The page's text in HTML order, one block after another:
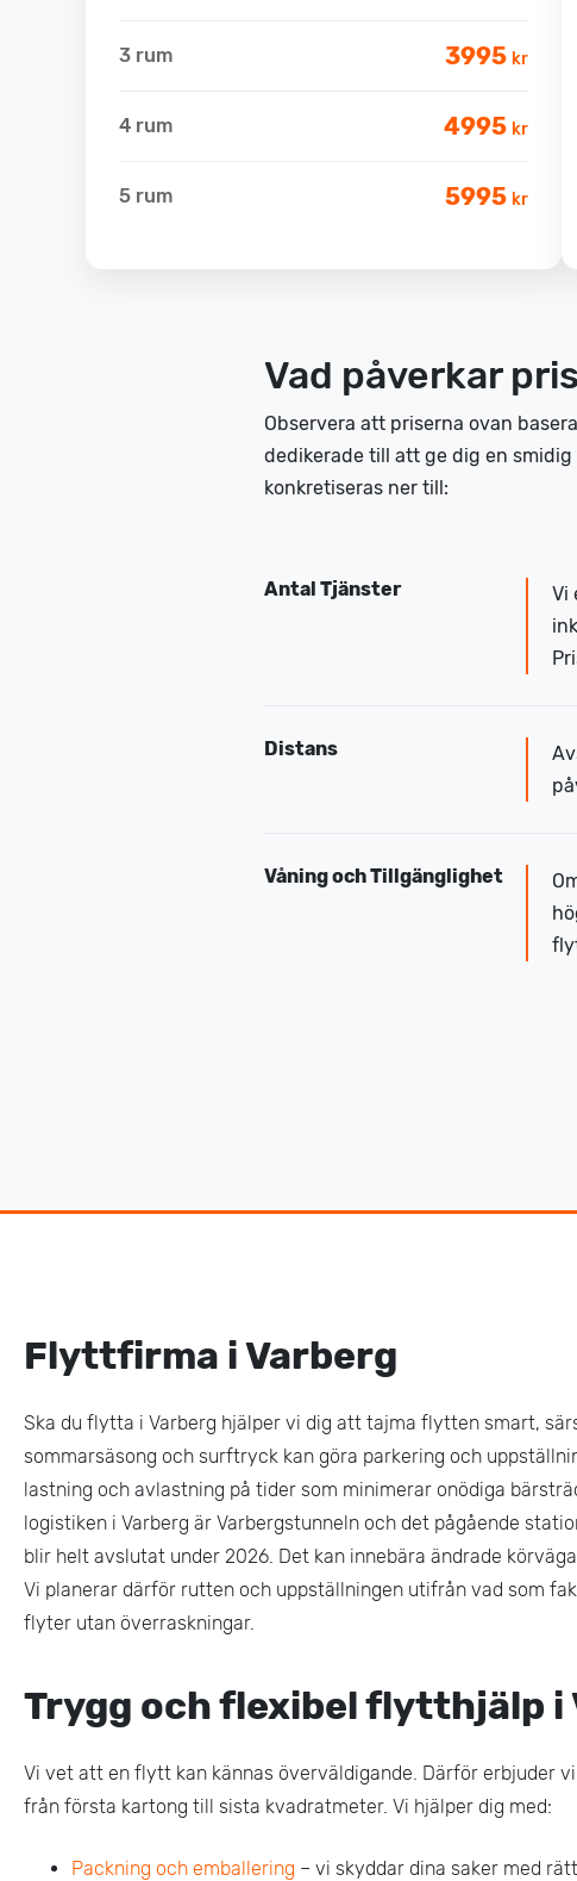
3 rum 3995 kr
4 rum 4995 kr
5 rum 5995 kr
Vad påverkar
Observera att priserna ovan
dedikerade till att ge dig en
konkretiseras ner till:
Antal Tjänster
Vi
Distans
Våning och Tillgänglighet
Flyttfirma i Varberg
Ska du flytta i Varberg hjälper vi dig att tajma flytten smart,
sommarsäsong och surftryck kan göra parkering och
lastning och avlastning på tider som minimerar onödiga
logistiken i Varberg är Varbergstunneln och det pågående
blir helt avslutat under 2026. Det kan innebära ändrade
Vi planerar därför rutten och uppställningen utifrån vad som
flyter utan överraskningar.
Trygg och flexibel flytthjälp i
Vi vet att en flytt kan kännas överväldigande. Därför erbjuder
från första kartong till sista kvadratmeter. Vi hjälper dig med:
Packning och emballering – vi skyddar dina saker med